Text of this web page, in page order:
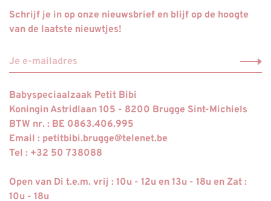
Schrijf je in op onze nieuwsbrief en blijf op de hoogte
van de laatste nieuwtjes!
Babyspeciaalzaak Petit Bibi
Koningin Astridlaan 105 - 8200 Brugge Sint-Michiels
BTW nr. : BE 0863.406.995
Email : petitbibi.brugge@telenet.be
Tel : +32 50 738088
Open van Di t.e.m. vrij : 10u - 12u en 13u - 18u en Zat :
10u - 18u